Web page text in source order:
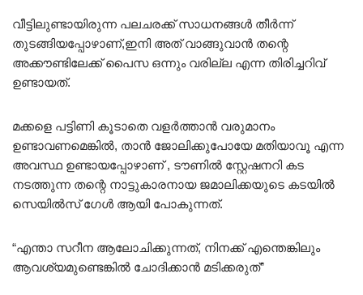
വീട്ടിലുണ്ടായിരുന്ന പലചരക്ക് സാധനങ്ങൾ തീർന്ന്
തുടങ്ങിയപ്പോഴാണ്,ഇനി അത് വാങ്ങുവാൻ തന്റെ
അക്കൗണ്ടിലേക്ക് പൈസ ഒന്നും വരില്ല എന്ന തിരിച്ചറിവ്
ഉണ്ടായത്.
മക്കളെ പട്ടിണി കൂടാതെ വളർത്താൻ വരുമാനം
ഉണ്ടാവണമെങ്കിൽ, താൻ ജോലിക്കുപോയേ മതിയാവൂ എന്ന
അവസ്ഥ ഉണ്ടായപ്പോഴാണ് , ടൗണിൽ സ്റ്റേഷനറി കട
നടത്തുന്ന തന്റെ നാട്ടുകാരനായ ജമാലിക്കയുടെ കടയിൽ
സെയിൽസ് ഗേൾ ആയി പോകുന്നത്.
“എന്താ സറീന ആലോചിക്കുന്നത്, നിനക്ക് എന്തെങ്കിലും
ആവശ്യമുണ്ടെങ്കിൽ ചോദിക്കാൻ മടിക്കരുത്”